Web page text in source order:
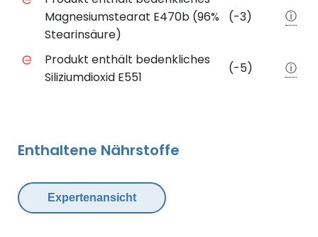
Magnesiumstearat E470b (96%
Stearinsäure)
(-3) ⓘ
Produkt enthält bedenkliches
Siliziumdioxid E551
(-5) ⓘ
Enthaltene Nährstoffe
Expertenansicht